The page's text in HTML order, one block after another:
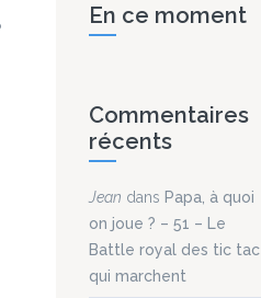
En ce moment
Commentaires
récents
Jean dans Papa, à quoi
on joue ? – 51 – Le
Battle royal des tic tac
qui marchent